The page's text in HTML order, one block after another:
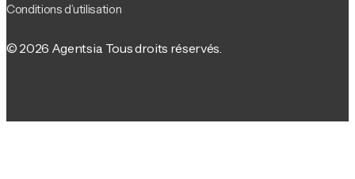
Conditions d’utilisation
© 2026 Agentsia. Tous droits réservés.